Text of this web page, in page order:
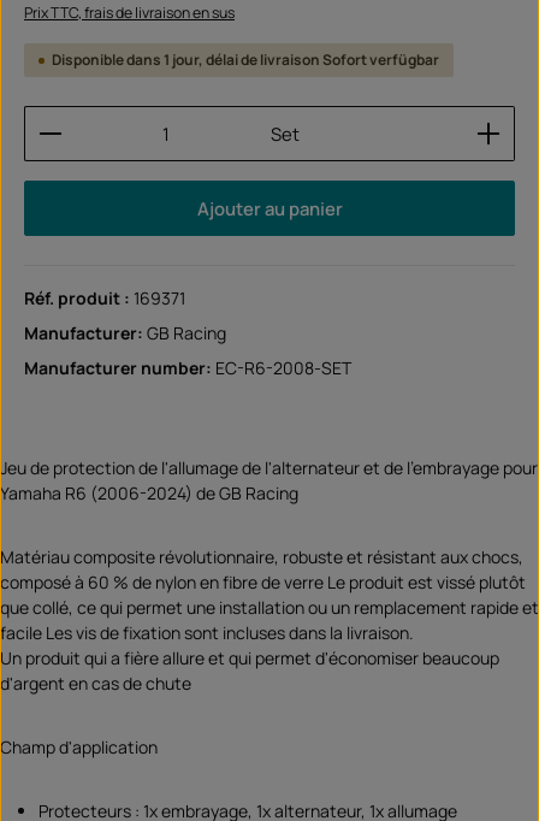
Prix TTC, frais de livraison en sus
Disponible dans 1 jour, délai de livraison Sofort verfügbar
Quantité de produit : Entrez la quantité
Set
Ajouter au panier
Réf. produit : 169371
Manufacturer: GB Racing
Manufacturer number: EC-R6-2008-SET
Jeu de protection de l'allumage de l'alternateur et de l'embrayage pour
Yamaha R6 (2006-2024) de GB Racing
Matériau composite révolutionnaire, robuste et résistant aux chocs,
composé à 60 % de nylon en fibre de verre Le produit est vissé plutôt
que collé, ce qui permet une installation ou un remplacement rapide et
facile Les vis de fixation sont incluses dans la livraison.
Un produit qui a fière allure et qui permet d'économiser beaucoup
d'argent en cas de chute
Champ d'application
Protecteurs : 1x embrayage, 1x alternateur, 1x allumage